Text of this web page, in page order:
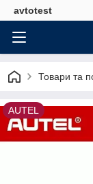
avtotest
Товари та
AUTEL